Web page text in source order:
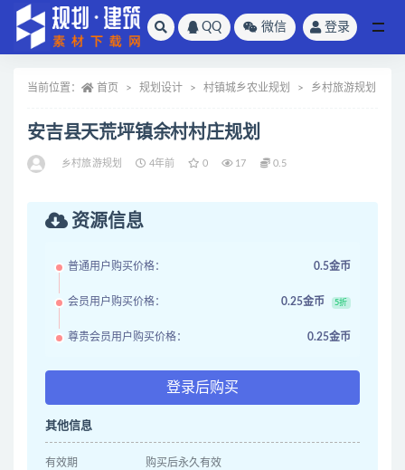
QQ 微信 登录
当前位置： 首页 规划设计 村镇城乡农业规划 乡村旅游规划
安吉县天荒坪镇余村村庄规划
乡村旅游规划 4年前 0 17 0.5
资源信息
普通用户购买价格： 0.5金币
会员用户购买价格： 0.25金币 5折
尊贵会员用户购买价格： 0.25金币
登录后购买
其他信息
有效期 购买后永久有效
全部